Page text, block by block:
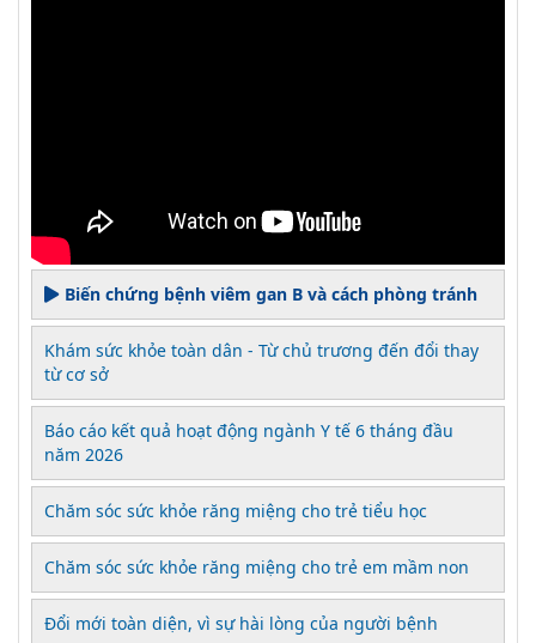
Biến chứng bệnh viêm gan B và cách phòng tránh
Khám sức khỏe toàn dân - Từ chủ trương đến đổi thay
từ cơ sở
Báo cáo kết quả hoạt động ngành Y tế 6 tháng đầu
năm 2026
Chăm sóc sức khỏe răng miệng cho trẻ tiểu học
Chăm sóc sức khỏe răng miệng cho trẻ em mầm non
Đổi mới toàn diện, vì sự hài lòng của người bệnh